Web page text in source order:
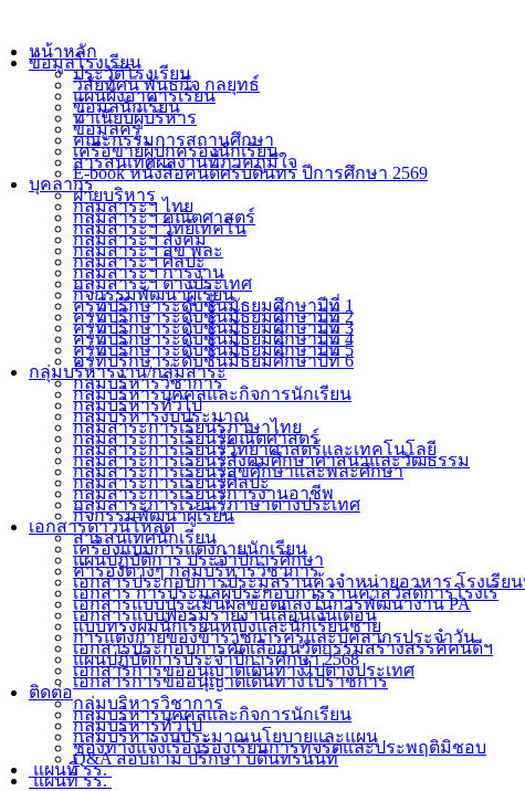
หน้าหลัก
ข้อมูลโรงเรียน
ประวัติโรงเรียน
วิสัยทัศน์ พันธกิจ กลยุทธ์
แผนผังอาคารเรียน
ข้อมูลนักเรียน
ทำเนียบผู้บริหาร
ข้อมูลครู
คณะกรรมการสถานศึกษา
เครือข่ายผู้ปกครองนักเรียน
สารสนเทศผลงานที่ภาคภูมิใจ
E-book หนังสือคนดีศรีบดินทร ปีการศึกษา 2569
บุคลากร
ฝ่ายบริหาร
กลุ่มสาระฯ ไทย
กลุ่มสาระฯ คณิตศาสตร์
กลุ่มสาระฯ วิทย์เทคโน
กลุ่มสาระฯ สังคม
กลุ่มสาระฯ สุข พละ
กลุ่มสาระฯ ศิลปะ
กลุ่มสาระฯ การงาน
กลุ่มสาระฯ ต่างประเทศ
กิจกรรมพัฒนาผู้เรียน
ครูที่ปรึกษาระดับชั้นมัธยมศึกษาปีที่ 1
ครูที่ปรึกษาระดับชั้นมัธยมศึกษาปีที่ 2
ครูที่ปรึกษาระดับชั้นมัธยมศึกษาปีที่ 3
ครูที่ปรึกษาระดับชั้นมัธยมศึกษาปีที่ 4
ครูที่ปรึกษาระดับชั้นมัธยมศึกษาปีที่ 5
ครูที่ปรึกษาระดับชั้นมัธยมศึกษาปีที่ 6
กลุ่มบริหารงาน/กลุ่มสาระ
กลุ่มบริหารวิชาการ
กลุ่มบริหารบุคคลและกิจการนักเรียน
กลุ่มบริหารทั่วไป
กลุ่มบริหารงบประมาณ
กลุ่มสาระการเรียนรู้ภาษาไทย
กลุ่มสาระการเรียนรู้คณิตศาสตร์
กลุ่มสาระการเรียนรู้วิทยาศาสตร์และเทคโนโลยี
กลุ่มสาระการเรียนรู้สังคมศึกษาศาสนาและวัฒธรรม
กลุ่มสาระการเรียนรู้สุขศึกษาและพละศึกษา
กลุ่มสาระการเรียนรู้ศิลปะ
กลุ่มสาระการเรียนรู้การงานอาชีพ
กลุ่มสาระการเรียนรู้ภาษาต่างประเทศ
กิจกรรมพัฒนาผู้เรียน
เอกสารดาวน์โหลด
สารสนเทศนักเรียน
เครื่องแบบการแต่งกายนักเรียน
แผนปฏิบัติการ ประจำปีการศึกษา
คำรองต่างๆ กลุ่มบริหารวิชาการ
เอกสารประกอบการประมูลร้านค้าจำหน่ายอาหาร โรงเรีย
เอกสาร การประมูลผู้ประกอบการร้านค้าสวัสดิการโรงเรี
เอกสารแบบประเมินผลข้อตกลงในการพัฒนางาน PA
เอกสารแบบฟอร์มรายงานเลื่อนเงินเดือน
แบบทรงผมนักเรียนหญิงและนักเรียนชาย
การแต่งกายของข้าราชการครูและบุคลากรประจำวัน
เอกสารประกอบการคัดเลือกนวัตกรรมสร้างสรรค์คนดีฯ
แผนปฏิบัติการประจำปีการศึกษา 2568
เอกสารการขออนุญาตเดินทางไปต่างประเทศ
เอกสารการขออนุญาตเดินทางไปราชการ
ติดต่อ
กลุ่มบริหารวิชาการ
กลุ่มบริหารบุคคลและกิจการนักเรียน
กลุ่มบริหารทั่วไป
กลุ่มบริหารงบประมาณนโยบายและแผน
ช่องทางแจ้งเรื่องร้องเรียนการทุจริตและประพฤติมิชอบ
Q&A สอบถาม ปรึกษา บดินทรนนท์
แผนที่ รร.
แผนที่ รร.